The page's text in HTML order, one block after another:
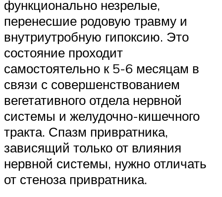
функционально незрелые,
перенесшие родовую травму и
внутриутробную гипоксию. Это
состояние проходит
самостоятельно к 5-6 месяцам в
связи с совершенствованием
вегетативного отдела нервной
системы и желудочно-кишечного
тракта. Спазм привратника,
зависящий только от влияния
нервной системы, нужно отличать
от стеноза привратника.